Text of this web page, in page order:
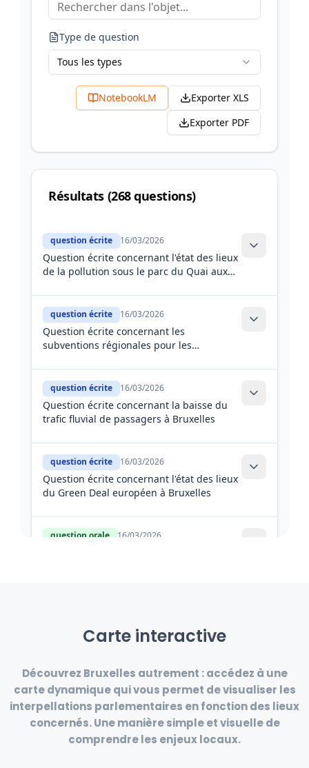
Carte interactive
Découvrez Bruxelles autrement :accédez à une
carte dynamique qui vous permet de visualiser les
interpellations parlementaires en fonction des lieux
concernés. Une manière simple et visuelle de
comprendre les enjeux locaux.